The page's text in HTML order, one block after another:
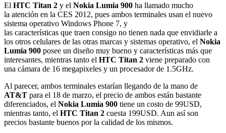
El HTC Titan 2 y el Nokia Lumia 900 ha llamado mucho
la atención en la CES 2012, pues ambos terminales usan el nuevo
sistema operativo Windows Phone 7, y
las características que traen consigo no tienen nada que envidiarle a
los otros celulares de las otras marcas y sistemas operativo, el Nokia
Lumia 900 posee un diseño muy bueno y características más que
interesantes, mientras tanto el HTC Titan 2 viene preparado con
una cámara de 16 megapixeles y un procesador de 1.5GHz.
Al parecer, ambos terminales estarían llegando de la mano de
AT&T para el 18 de marzo, el precio de ambos están bastante
diferenciados, el Nokia Lumia 900 tiene un costo de 99USD,
mientras tanto, el HTC Titan 2 cuesta 199USD. Aun así son
precios bastante buenos por la calidad de los mismos.